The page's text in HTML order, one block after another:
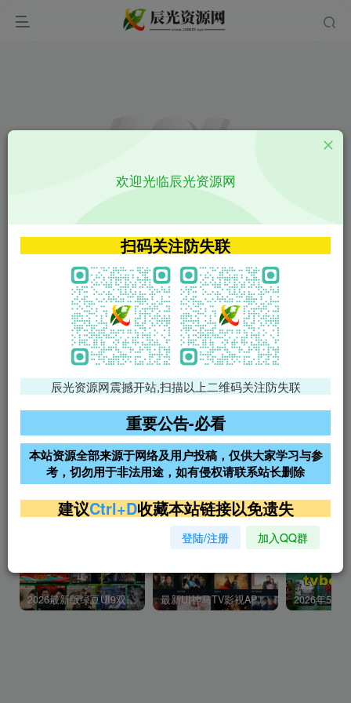
请输入您想搜索的内容,如:app源码
tvbox 神马 getapp 原神 Uniapp
最强
如意
uniapp 咸鱼 itvboxfast 用户封
水印
Modown
友链 图片 社区源码 your tv
百度一下
苹果CMS
热门文章
2026最新版绿豆UI9双端影视APP源码 最新UI神马TV影视APP源码 乐檬影视苹果CMS后台 包含前后端源码
欢迎光临辰光资源网
扫码关注防失联
辰光资源网震撼开站,扫描以上二维码关注防失联
重要公告-必看
本站资源全部来源于网络及用户投稿，仅供大家学习与参
考，切勿用于非法用途，如有侵权请联系站长删除
建议Ctrl+D收藏本站链接以免遗失
登陆/注册 加入QQ群